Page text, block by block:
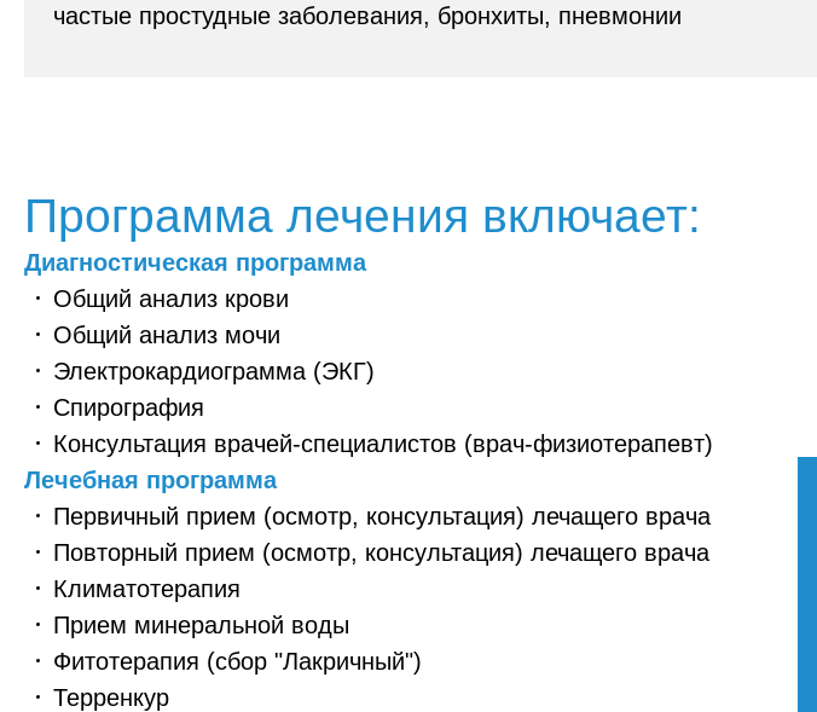
частые простудные заболевания, бронхиты, пневмонии
Программа лечения включает:
Диагностическая программа
Общий анализ крови
Общий анализ мочи
Электрокардиограмма (ЭКГ)
Спирография
Консультация врачей-специалистов (врач-физиотерапевт)
Лечебная программа
Первичный прием (осмотр, консультация) лечащего врача
Повторный прием (осмотр, консультация) лечащего врача
Климатотерапия
Прием минеральной воды
Фитотерапия (сбор "Лакричный")
Терренкур